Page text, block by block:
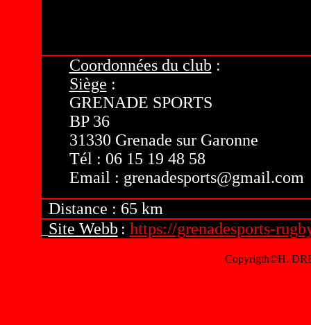
Coordonnées du club :
Siège :
GRENADE SPORTS
BP 36
31330 Grenade sur Garonne
Tél : 06 15 19 48 58
Email : grenadesports@gmail.com
Distance : 65 km
Site Webb : https://grenadesports-
Copyrigth©H.